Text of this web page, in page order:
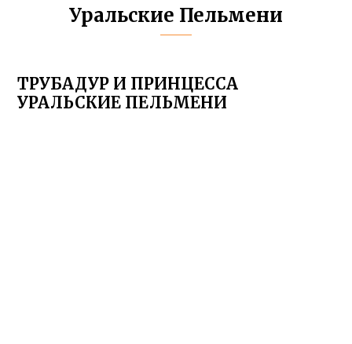
Уральские Пельмени
ТРУБАДУР И ПРИНЦЕССА
УРАЛЬСКИЕ ПЕЛЬМЕНИ